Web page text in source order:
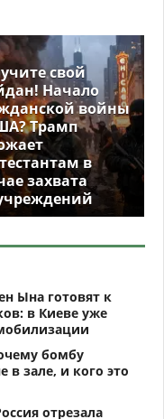
свой
Начало
войны
Трамп
в
захвата
Ына готовят к
в Киеве уже
бомбу
в зале, и кого это
отрезала